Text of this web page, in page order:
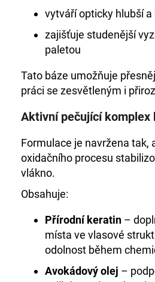
vytváří opticky hlubší
zajišťuje studenější
paletou
Tato báze umožňuje
práci se zesvětleným i
Aktivní pečující komplex
Formulace je navržena tak,
oxidačního procesu
vlákno.
Obsahuje:
Přírodní keratin –
místa ve vlasové
odolnost během
Avokádový olej –